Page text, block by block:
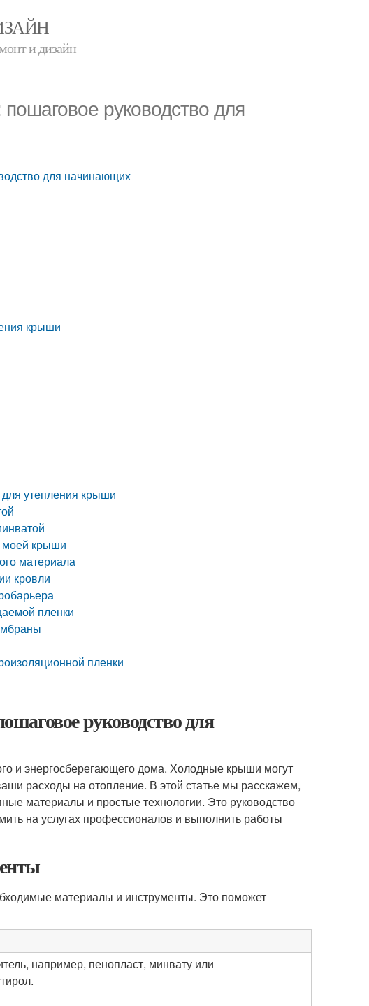
и дизайн
руководство для
для начинающих
крыши
утепления крыши
моей крыши
материала
кровли
пленки
пленки
руководство для
и энергосберегающего дома. Холодные крыши могут
расходы на отопление. В этой статье мы расскажем,
материалы и простые технологии. Это руководство
на услугах профессионалов и выполнить работы
материалы и инструменты. Это поможет
например, пенопласт, минвату или